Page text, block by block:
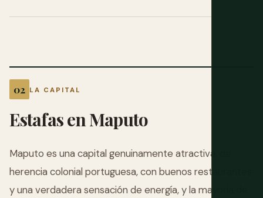
LA CAPITAL
Estafas en Maputo
Maputo es una capital genuinamente atractiva, de
herencia colonial portuguesa, con buenos restaurantes
y una verdadera sensación de energía, y la mayoría de